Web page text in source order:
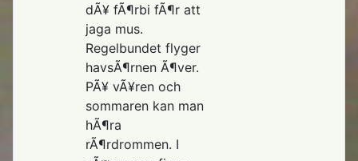
dÃ¥ fÃ¶rbi fÃ¶r att
jaga mus.
Regelbundet flyger
havsÃ¶rnen Ã¶ver.
PÃ¥ vÃ¥ren och
sommaren kan man
hÃ¶ra
rÃ¶rdrommen. I